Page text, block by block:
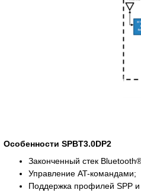
Особенности SPBT3.0DP2
Законченный стек
Управление AT-командами;
Поддержка профилей SPP и